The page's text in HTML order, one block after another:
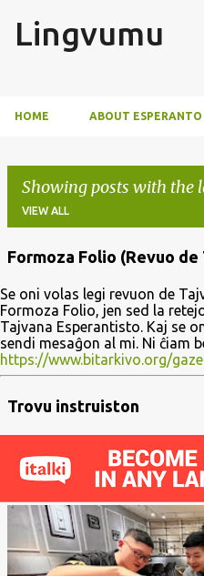
Lingvumu
HOME ABOUT ESPERANTO
Showing posts with the
VIEW ALL
o
s
t
s
Formoza Folio (Revuo
Se oni volas legi revuon de
Formoza Folio, jen sed la
Tajvana Esperantisto. Kaj se
sendi mesaĝon al mi. Ni ĉiam
https://www.bitarkivo.org/
Trovu instruiston